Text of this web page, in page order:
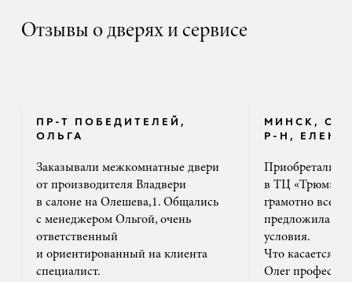
Отзывы о дверях и сервисе
ПР-Т ПОБЕДИТЕЛЕЙ,
ОЛЬГА
Заказывали межкомнатные двери
от производителя Владвери
в салоне на Олешева,1. Общались
с менеджером Ольгой, очень
ответственный
и ориентированный на клиента
специалист.
МИНСК,
Р-Н, ЕЛЕНА
Приобретали
в ТЦ «Трюм».
грамотно все
предложила
условия.
Что касается
Олег